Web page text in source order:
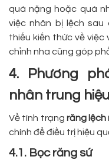
quá nặng hoặc quá
việc nhân bị lệch sau
thiếu kiến thức về việc
chỉnh nha cũng góp
4. Phương
nhân trung
Về tình trạng răng lệch
chính để điều trị hiệu
4.1. Bọc răng sứ